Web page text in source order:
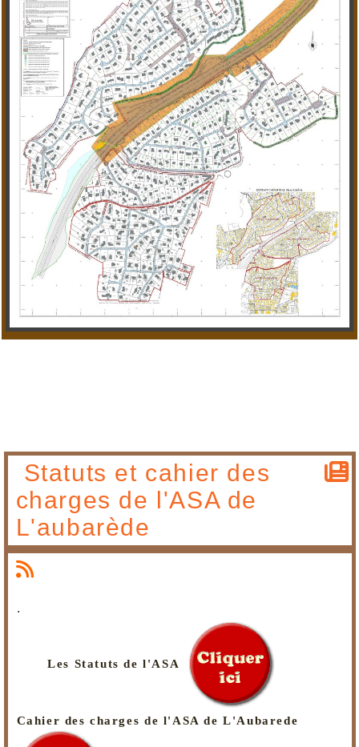
Statuts et cahier des
charges de l'ASA de
L'aubarède
.
Les Statuts de l'ASA
Cahier des charges de l'ASA de L'Aubarede